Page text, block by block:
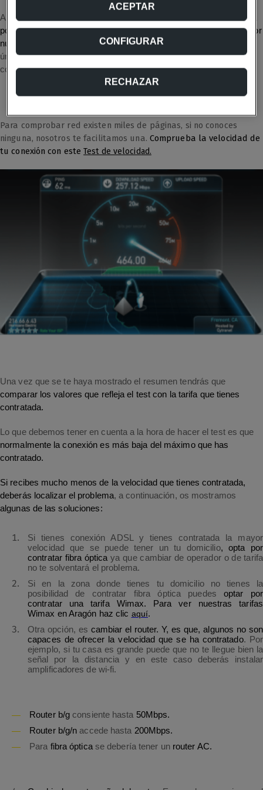
A la hora de hacer el test
es importante que te sitúes lo más cerca
posible del routery, además de esto, tendremosque tener el menor
número de dispositivos posibles conectados.
únicamente tendrá que estar conectado el dispositivo con el que
compruebes la señal de internet.
Cómo saber si mi wifi va bien
Para comprobar red existen miles de páginas, si no conoces
ninguna, nosotros te facilitamos una. Comprueba la velocidad de
tu conexión con esteTest de velocidad.
Una vez que se te haya mostrado el resumen tendrás que
comparar los valores que refleja el test con la tarifa que tienes
contratada.
Lo que debemos tener en cuenta a la hora de hacer el test es que
normalmente la conexión es más baja del máximo que has
contratado.
Si recibes mucho menos de la velocidad que tienes contratada,
deberás localizar el problema, a continuación, os mostramos
algunas de las soluciones:
Si tienes conexión ADSL y tienes contratada la mayor
velocidad que se puede tener un tu domicilio, opta por
contratar fibra ópticaya que cambiar de operador o de tarifa
no te solventará el problema.
Si en la zona donde tienes tu domicilio no tienes la
posibilidad de contratar fibra óptica puedes optar por
contratar una tarifa Wimax.
Para ver nuestras tarifas
Wimax en Aragón haz clic aquí.
Otra opción, es cambiar el router. Y, es que, algunos no son
capaces de ofrecer la velocidad que se ha contratado. Por
ejemplo, si tu casa es grande puede que no te llegue bien la
señal por la distancia y en este caso deberás instalar
amplificadores de wi-fi.
Router b/g consiente hasta 50Mbps.
Router b/g/n accede hasta 200Mbps.
Para fibra ópticase debería tener un router AC.
RECHAZAR
ACEPTAR
CONFIGURAR